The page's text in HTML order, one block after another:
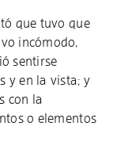
que tuvo que
incómodo,
sentirse
y en la vista; y
con la
o elementos